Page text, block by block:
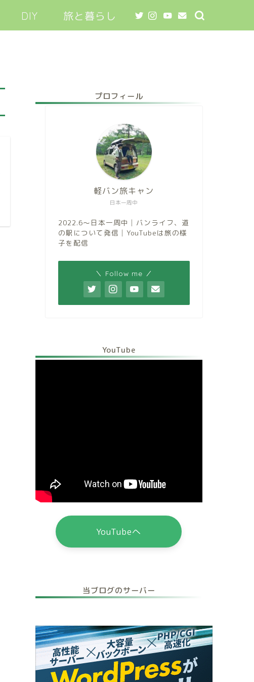
DIY 旅と暮らし
プロフィール
日本一周中
軽バン旅キャン
2022.6～日本一周中│バンライフ、道
の駅について発信│YouTubeは旅の様
子を配信
＼ Follow me ／
YouTube
YouTubeへ
当ブログのサーバー